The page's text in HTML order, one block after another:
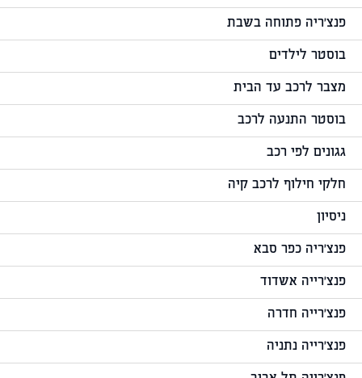
פנצ'ריה פתוחה בשבת
בוסטר לילדים
מצבר לרכב עד הבית
בוסטר התנעה לרכב
גגונים לפי רכב
חלקי חילוף לרכב קיה
ניסיון
פנצ'ריה כפר סבא
פנצ'רייה אשדוד
פנצ'רייה חדרה
פנצ'רייה נתניה